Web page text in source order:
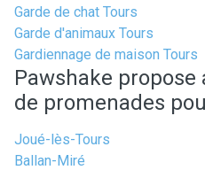
Garde de chat Tours
Garde d'animaux Tours
Gardiennage de maison Tours
Pawshake propose
de promenades
Joué-lès-Tours
Ballan-Miré